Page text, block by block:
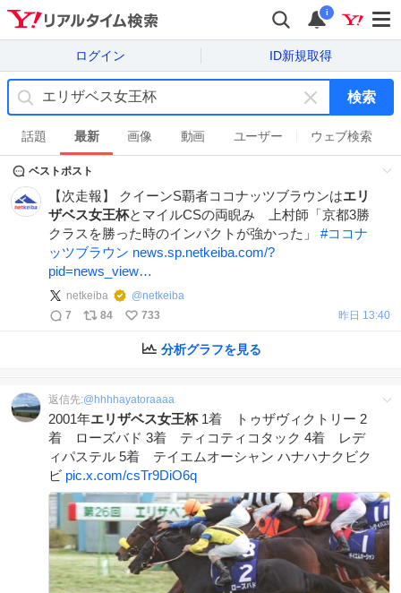
i
ログイン ID新規取得
キ
ー
ワ
ド
を
消
検索
話題 最新 画像 動画 ユーザー ウェブ検索
ベストポスト
【次走報】 クイーンS覇者ココナッツブラウンはエリ
ザベス女王杯とマイルCSの両睨み 上村師「京都3勝
クラスを勝った時のインパクトが強かった」 #ココナ
ッツブラウン news.sp.netkeiba.com/?
pid=news_view…
netkeiba @netkeiba
7
84 733 昨日 13:40
分析グラフを見る
返信先:@ hhhhayatoraaaa
2001年エリザベス女王杯1着 トゥザヴィクトリー 2
着 ローズバド 3着 ティコティコタック 4着 レデ
ィパステル 5着 テイエムオーシャン ハナハナクビク
ビ pic.x.com/csTr9DiO6q